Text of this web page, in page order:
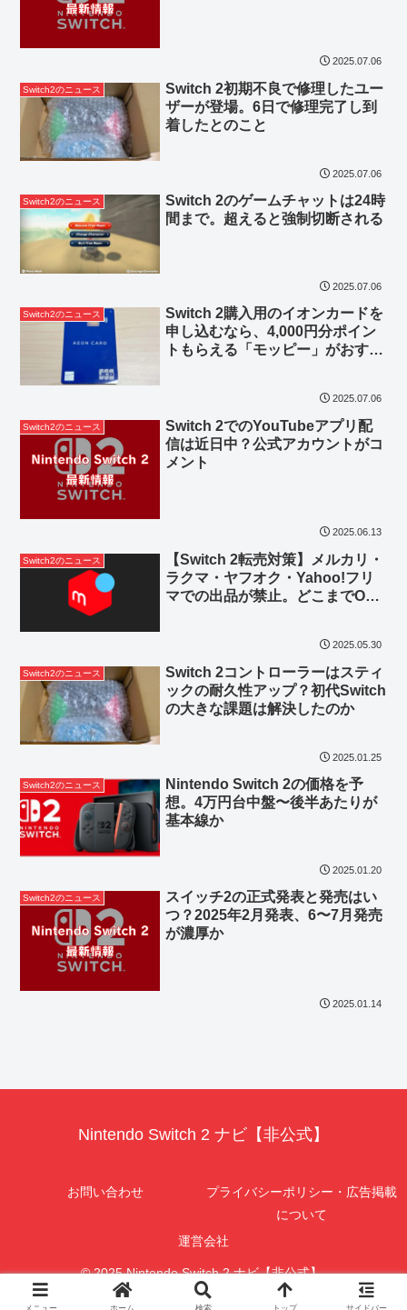
2025.07.06
Switch2のニュース
Switch 2初期不良で修理したユー
ザーが登場。6日で修理完了し到
着したとのこと
2025.07.06
Switch2のニュース
Switch 2のゲームチャットは24時
間まで。超えると強制切断される
2025.07.06
Switch2のニュース
Switch 2購入用のイオンカードを
申し込むなら、4,000円分ポイン
トもらえる「モッピー」がおすす
2025.07.06
Switch2のニュース
Switch 2でのYouTubeアプリ配
信は近日中？公式アカウントがコ
メント
2025.06.13
Switch2のニュース
【Switch 2転売対策】メルカリ・
ラクマ・ヤフオク・Yahoo!フリ
マでの出品が禁止。どこまでOK
2025.05.30
Switch2のニュース
Switch 2コントローラーはスティ
ックの耐久性アップ？初代Switch
の大きな課題は解決したのか
2025.01.25
Switch2のニュース
Nintendo Switch 2の価格を予
想。4万円台中盤〜後半あたりが
基本線か
2025.01.20
Switch2のニュース
スイッチ2の正式発表と発売はい
つ？2025年2月発表、6〜7月発売
が濃厚か
2025.01.14
Nintendo Switch 2 ナビ【非公式】
お問い合わせ
プライバシーポリシー・広告掲載
について
運営会社
© 2025 Nintendo Switch 2 ナビ【非公式】.
メニュー ホーム 検索 トップ サイドバー